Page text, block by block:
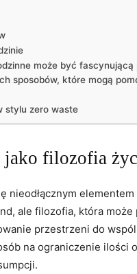
może być fascynującą
sposobów, które mogą
stylu zero waste
jako filozofia
nieodłącznym
ale filozofia, która
przestrzeni do
na ograniczenie ilości